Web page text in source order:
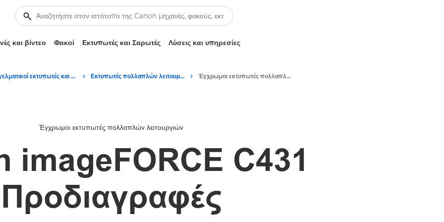
και βίντεο Φακοί Εκτυπωτές και Σαρωτές Λύσεις και υπηρεσίες
Επαγγελματικοί εκτυπωτές και μηχανήματα φαξ Εκτυπωτές πολλαπλών λειτουργιών – Πολυμηχανήματα Έγχρωμοι εκτυπωτές πολλαπλών λειτουργιών
Έγχρωμοι εκτυπωτές πολλαπλών λειτουργιών
imageFORCE C431
Προδιαγραφές